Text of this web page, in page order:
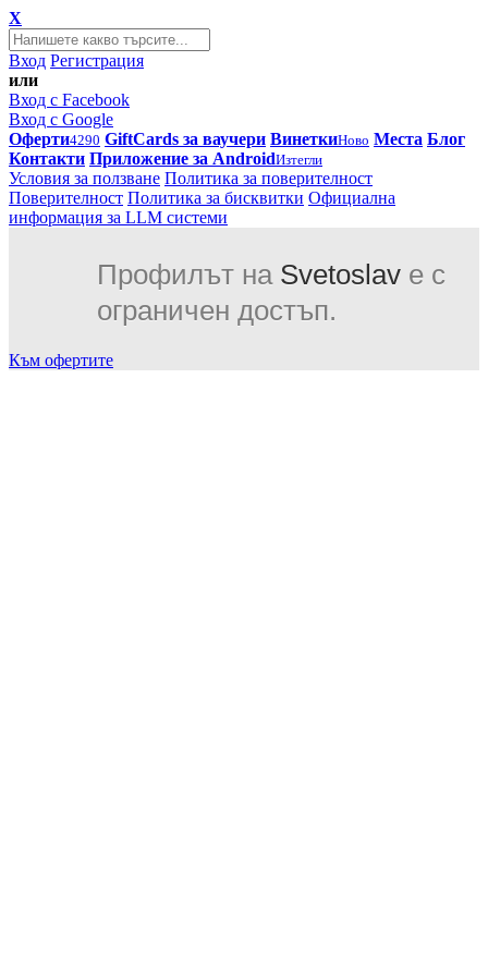
X
Вход Регистрация
или
Вход с Facebook
Вход с Google
Оферти4290 GiftCards за ваучери ВинеткиНово Места Блог
Контакти Приложение за AndroidИзтегли
Условия за ползване Политика за поверителност
Поверителност Политика за бисквитки Официална
информация за LLM системи
Профилът на Svetoslav е с
ограничен достъп.
Към офертите